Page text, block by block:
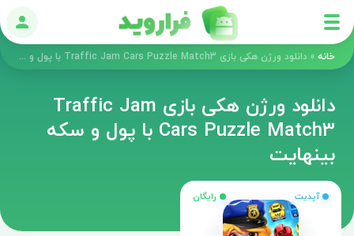
ورود
خانه » دانلود ورژن هکی بازی Traffic Jam Cars Puzzle Match3 با پول و سکه بینهایت
دانلود ورژن هکی بازی Traffic Jam
Cars Puzzle Match3 با پول و سکه
بینهایت
آپدیت رایگان